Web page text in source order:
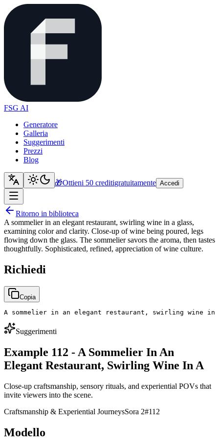
FSG AI
Generatore
Galleria
Suggerimenti
Prezzi
Blog
🎁Ottieni 50 creditigratuitamente Accedi
Ritorno in biblioteca
A sommelier in an elegant restaurant, swirling wine in a glass,
examining color and clarity. Close-up of wine being poured, legs
flowing down the glass. The sommelier savors the aroma, then tastes
thoughtfully. Sophisticated, refined, appreciation of wine culture.
Richiedi
Copia
A sommelier in an elegant restaurant, swirling wine
Suggerimenti
Example 112 - A Sommelier In An
Elegant Restaurant, Swirling Wine In A
Close-up craftsmanship, sensory rituals, and experiential POVs that
invite viewers into the scene.
Craftsmanship & Experiential JourneysSora 2#112
Modello